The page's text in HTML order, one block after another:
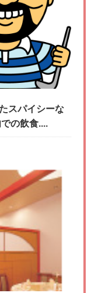
スパイシーな
の飲食....